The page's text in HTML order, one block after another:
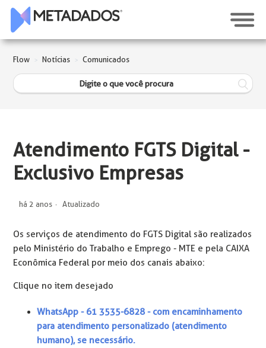
Flow Notícias Comunicados
Atendimento FGTS Digital -
Exclusivo Empresas
há 2 anos Atualizado
Os serviços de atendimento do FGTS Digital são realizados
pelo Ministério do Trabalho e Emprego - MTE e pela CAIXA
Econômica Federal por meio dos canais abaixo:
Clique no item desejado
WhatsApp - 61 3535-6828 - com encaminhamento
para atendimento personalizado (atendimento
humano), se necessário.